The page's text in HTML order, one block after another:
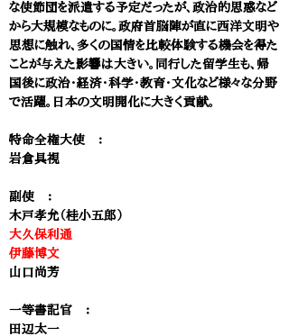
な使節団を派遣する予定だったが、政治的思惑など
から大規模なものに。政府首脳陣が直に西洋文明や
思想に触れ、多くの国情を比較体験する機会を得た
ことが与えた影響は大きい。同行した留学生も、帰
国後に政治・経済・科学・教育・文化など様々な分野
で活躍。日本の文明開化に大きく貢献。
特命全権大使 ：
岩倉具視
副使 ：
木戸孝允（桂小五郎）
大久保利通
伊藤博文
山口尚芳
一等書記官 ：
田辺太一